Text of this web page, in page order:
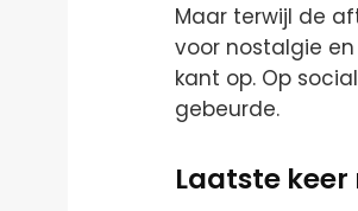
Maar terwijl de
voor nostalgie
kant op. Op
gebeurde.
Laatste